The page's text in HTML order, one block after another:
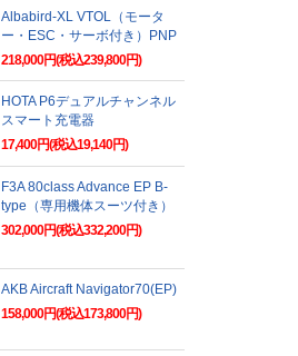
Albabird-XL VTOL（モータ
ー・ESC・サーボ付き）PNP
218,000円(税込239,800円)
HOTA P6デュアルチャンネル
スマート充電器
17,400円(税込19,140円)
F3A 80class Advance EP B-
type（専用機体スーツ付き）
302,000円(税込332,200円)
AKB Aircraft Navigator70(EP)
158,000円(税込173,800円)